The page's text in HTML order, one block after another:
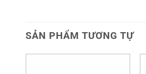
SẢN PHẨM TƯƠNG TỰ